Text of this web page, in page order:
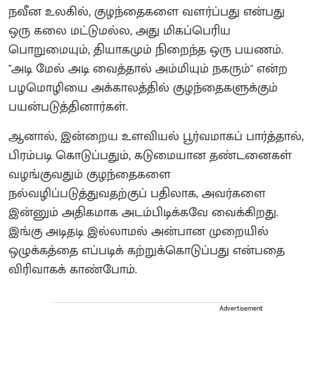
நவீன உலகில், குழந்தைகளை வளர்ப்பது என்பது
ஒரு கலை மட்டுமல்ல, அது மிகப்பெரிய
பொறுமையும், தியாகமும் நிறைந்த ஒரு பயணம்.
"அடி மேல் அடி வைத்தால் அம்மியும் நகரும்" என்ற
பழமொழியை அக்காலத்தில் குழந்தைகளுக்கும்
பயன்படுத்தினார்கள்.
ஆனால், இன்றைய உளவியல் பூர்வமாகப் பார்த்தால்,
பிரம்படி கொடுப்பதும், கடுமையான தண்டனைகள்
வழங்குவதும் குழந்தைகளை
நல்வழிப்படுத்துவதற்குப் பதிலாக, அவர்களை
இன்னும் அதிகமாக அடம்பிடிக்கவே வைக்கிறது.
இங்கு அடிதடி இல்லாமல் அன்பான முறையில்
ஒழுக்கத்தை எப்படிக் கற்றுக்கொடுப்பது என்பதை
விரிவாகக் காண்போம்.
Advertisement